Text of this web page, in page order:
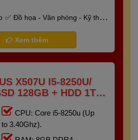
Đồ họa - Văn phòng - Kỹ thuật
Xem thêm
X507U I5-8250U/
128GB + HDD 1TB
CPU: Core i5-8250u (Up
to 3.40Ghz).